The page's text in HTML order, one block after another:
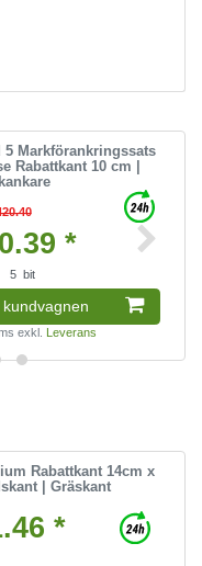
5 Markförankringssats
Rabattkant 10 cm |
*
5 bit
exkl. Leverans
Rabattkant 14cm x
| Gräskant
*